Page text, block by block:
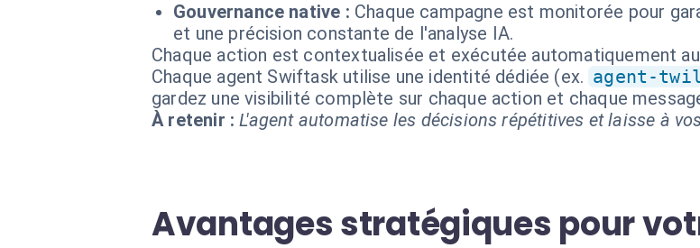
Gouvernance native : Chaque campagne est monitorée pour
et une précision constante de l'analyse IA.
Chaque action est contextualisée et exécutée automatiquement
Chaque agent Swiftask utilise une identité dédiée (ex. agent-
gardez une visibilité complète sur chaque action et chaque
À retenir : L'agent automatise les décisions répétitives et laisse à
Avantages stratégiques pour